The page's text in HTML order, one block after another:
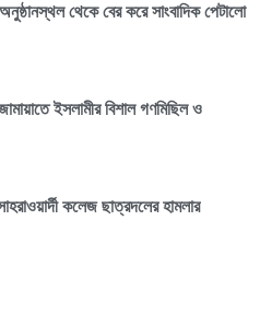
থেকে বের করে সাংবাদিক পেটালো
ইসলামীর বিশাল গণমিছিল ও
কলেজ ছাত্রদলের হামলার